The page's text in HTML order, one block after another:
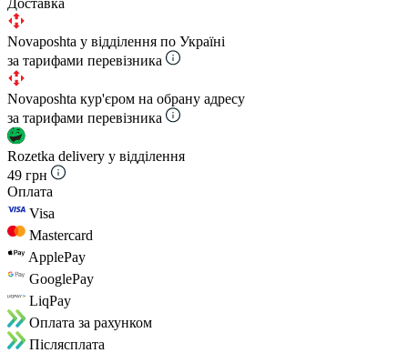
Novaposhta у відділення по Україні
за тарифами перевізника
Novaposhta кур'єром на обрану адресу
за тарифами перевізника
Rozetka delivery у відділення
49 грн
Оплата
Visa
Mastercard
ApplePay
GooglePay
LiqPay
Оплата за рахунком
Пiслясплата